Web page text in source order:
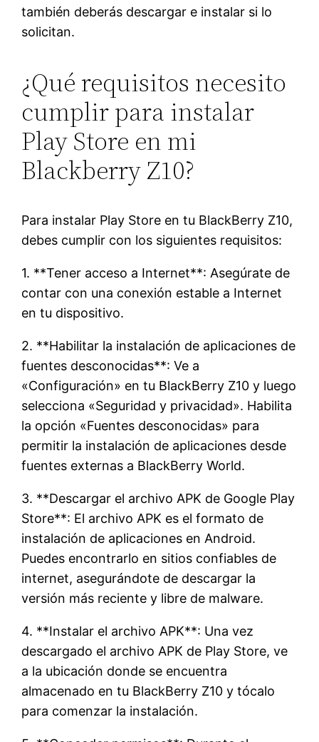
también deberás descargar e instalar si lo
solicitan.
¿Qué requisitos necesito
cumplir para instalar
Play Store en mi
Blackberry Z10?
Para instalar Play Store en tu BlackBerry Z10,
debes cumplir con los siguientes requisitos:
1. **Tener acceso a Internet**: Asegúrate de
contar con una conexión estable a Internet
en tu dispositivo.
2. **Habilitar la instalación de aplicaciones de
fuentes desconocidas**: Ve a
«Configuración» en tu BlackBerry Z10 y luego
selecciona «Seguridad y privacidad». Habilita
la opción «Fuentes desconocidas» para
permitir la instalación de aplicaciones desde
fuentes externas a BlackBerry World.
3. **Descargar el archivo APK de Google Play
Store**: El archivo APK es el formato de
instalación de aplicaciones en Android.
Puedes encontrarlo en sitios confiables de
internet, asegurándote de descargar la
versión más reciente y libre de malware.
4. **Instalar el archivo APK**: Una vez
descargado el archivo APK de Play Store, ve
a la ubicación donde se encuentra
almacenado en tu BlackBerry Z10 y tócalo
para comenzar la instalación.